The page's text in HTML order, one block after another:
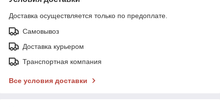
Доставка осуществляется только по предоплате.
Самовывоз
Доставка курьером
Транспортная компания
Все условия доставки